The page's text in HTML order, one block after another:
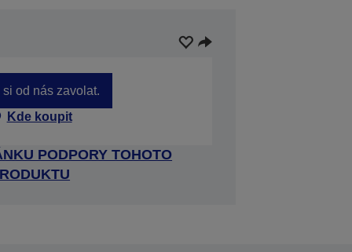
od nás zavolat.
Kde koupit
PODPORY TOHOTO